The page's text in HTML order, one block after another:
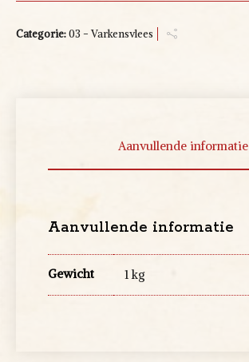
Categorie:03 - Varkensvlees
Aanvullende informatie
Aanvullende informatie
Gewicht 1 kg